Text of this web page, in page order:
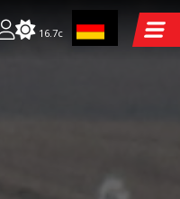
16.7c